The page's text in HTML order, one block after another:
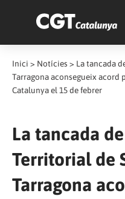
Inici > Notícies > La tancada
Tarragona aconsegueix
Catalunya el 15 de febrer
La tancada
Territorial de
Tarragona